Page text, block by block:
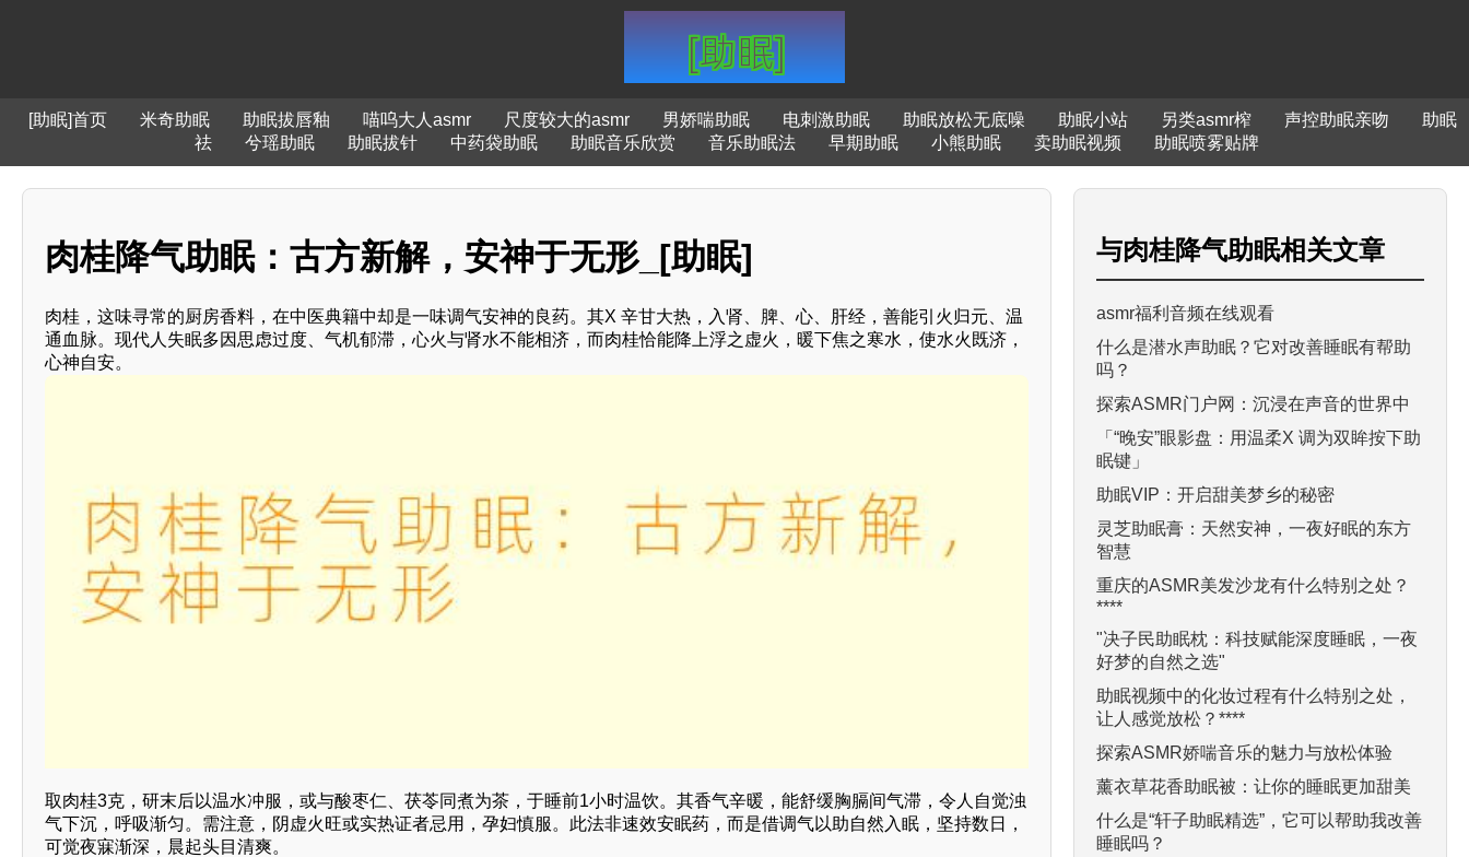
[助眠]首页 米奇助眠 助眠拔唇釉 喵呜大人asmr 尺度较大的asmr 男娇喘助眠 电刺激助眠 助眠放松无底噪 助眠小站 另类asmr榨 声控助眠亲吻
助眠
祛
兮瑶助眠 助眠拔针 中药袋助眠 助眠音乐欣赏 音乐助眠法 早期助眠 小熊助眠 卖助眠视频 助眠喷雾贴牌
肉桂降气助眠：古方新解，安神于无形_[助眠]
肉桂，这味寻常的厨房香料，在中医典籍中却是一味调气安神的良药。其X 辛甘大热，入肾、脾、心、肝经，善能引火归元、温
通血脉。现代人失眠多因思虑过度、气机郁滞，心火与肾水不能相济，而肉桂恰能降上浮之虚火，暖下焦之寒水，使水火既济，
心神自安。
取肉桂3克，研末后以温水冲服，或与酸枣仁、茯苓同煮为茶，于睡前1小时温饮。其香气辛暖，能舒缓胸膈间气滞，令人自觉浊
气下沉，呼吸渐匀。需注意，阴虚火旺或实热证者忌用，孕妇慎服。此法非速效安眠药，而是借调气以助自然入眠，坚持数日，
可觉夜寐渐深，晨起头目清爽。
与肉桂降气助眠相关文章
asmr福利音频在线观看
什么是潜水声助眠？它对改善睡眠有帮助
吗？
探索ASMR门户网：沉浸在声音的世界中
「“晚安”眼影盘：用温柔X 调为双眸按下助
眠键」
助眠VIP：开启甜美梦乡的秘密
灵芝助眠膏：天然安神，一夜好眠的东方
智慧
重庆的ASMR美发沙龙有什么特别之处？
****
"决子民助眠枕：科技赋能深度睡眠，一夜
好梦的自然之选"
助眠视频中的化妆过程有什么特别之处，
让人感觉放松？****
探索ASMR娇喘音乐的魅力与放松体验
薰衣草花香助眠被：让你的睡眠更加甜美
什么是“轩子助眠精选”，它可以帮助我改善
睡眠吗？